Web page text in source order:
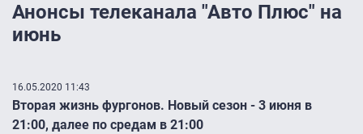
Анонсы телеканала "Авто Плюс" на
июнь
16.05.2020 11:43
Вторая жизнь фургонов. Новый сезон - 3 июня в
21:00, далее по средам в 21:00